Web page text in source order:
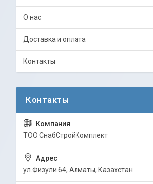
О нас
Доставка и оплата
Контакты
ТОО СнабСтройКомплект
ул.Физули 64, Алматы, Казахстан